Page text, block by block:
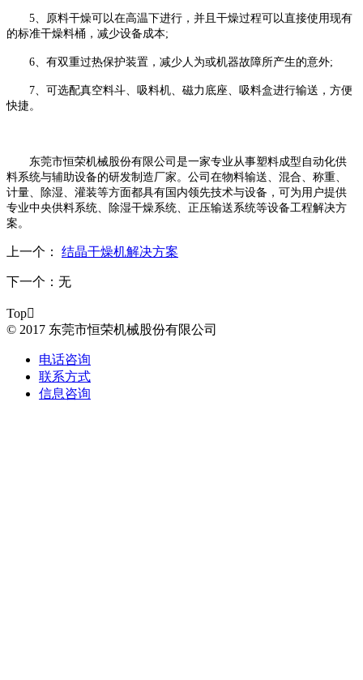
5、原料干燥可以在高温下进行，并且干燥过程可以直接使用现有
的标准干燥料桶，减少设备成本;
6、有双重过热保护装置，减少人为或机器故障所产生的意外;
7、可选配真空料斗、吸料机、磁力底座、吸料盒进行输送，方便
快捷。
东莞市恒荣机械股份有限公司是一家专业从事塑料成型自动化供
料系统与辅助设备的研发制造厂家。公司在物料输送、混合、称重、
计量、除湿、灌装等方面都具有国内领先技术与设备，可为用户提供
专业中央供料系统、除湿干燥系统、正压输送系统等设备工程解决方
案。
上一个： 结晶干燥机解决方案
下一个： 无
Top
© 2017 东莞市恒荣机械股份有限公司
电话咨询
联系方式
信息咨询